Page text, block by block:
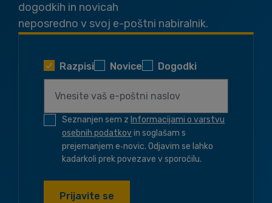
dogodkih in novicah
neposredno v svoj e-poštni nabiralnik.
Razpisi Novice Dogodki
Seznanjen sem z Informacijami o varstvu
osebnih podatkovin soglašam s
prejemanjem e‑novic. Odjavim se lahko
kadarkoli prek povezave v sporočilu.
Prijavite se